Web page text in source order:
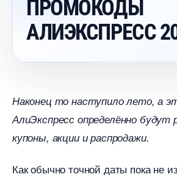
ПРОМОКОДЫ
АЛИЭКСПРЕСС
Наконец то наступило лето, а
АлиЭкспресс определённо будут
купоны, акции и распродажи.
Как обычно точной даты пока не